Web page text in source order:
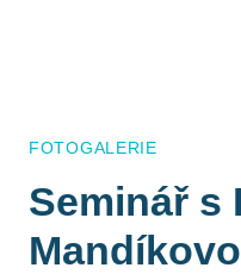
FOTOGALERIE
Seminář s